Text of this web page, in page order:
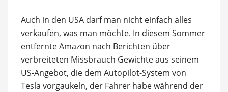
Auch in den USA darf man nicht einfach alles
verkaufen, was man möchte. In diesem Sommer
entfernte Amazon nach Berichten über
verbreiteten Missbrauch Gewichte aus seinem
US-Angebot, die dem Autopilot-System von
Tesla vorgaukeln, der Fahrer habe während der